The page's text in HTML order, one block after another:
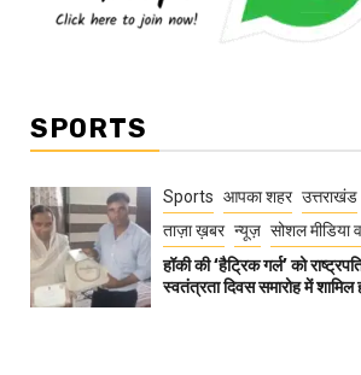
SPORTS
Sports आपका शहर उत्तराखंड
ताज़ा ख़बर न्यूज़ सोशल मीडिया
हॉकी की ‘हैट्रिक गर्ल’ को
स्वतंत्रता दिवस समारोह में शामिल